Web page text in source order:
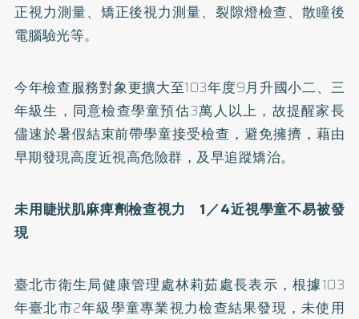
正視力測量、矯正後視力測量、裂隙燈檢查、散瞳後
電腦驗光等。
今年檢查服務對象更擴大至103年度9月升國小二、三
年級生，同意檢查學童預估3萬人以上，故提醒家長
儘速於暑假結束前帶學童接受檢查，避免擁擠，藉由
早期發現高度近視高危險群，及早追蹤矯治。
未用睫狀肌麻痺劑檢查視力 1／4近視學童不易被發
現
臺北市衛生局健康管理處林莉茹處長表示，根據103
年臺北市2年級學童專業視力檢查結果發現，未使用